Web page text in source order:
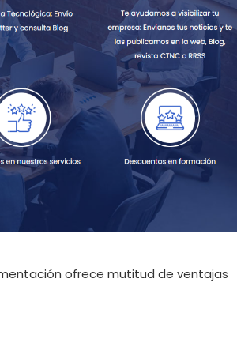
ofrece mutitud de ventajas